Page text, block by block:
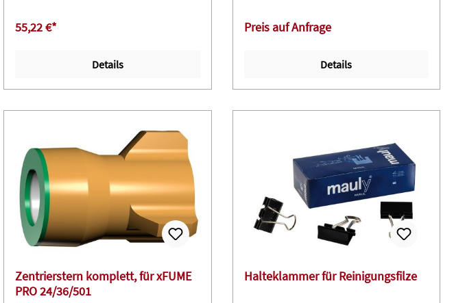
55,22 €*
Details
Preis auf Anfrage
Details
Zentrierstern komplett, für xFUME
PRO 24/36/501
Halteklammer für Reinigungsfilze